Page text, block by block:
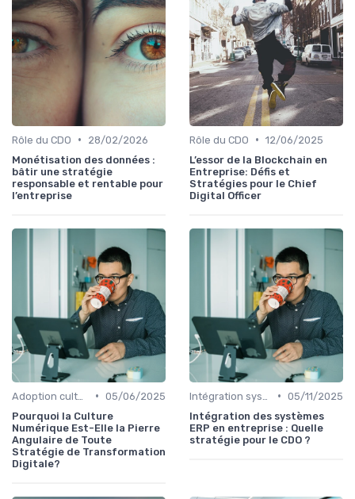
Rôle du CDO •
28/02/2026
Monétisation des données :
bâtir une stratégie
responsable et rentable pour
l’entreprise
Rôle du CDO • 12/06/2025
L’essor de la Blockchain en
Entreprise: Défis et
Stratégies pour le Chief
Digital Officer
• 05/06/2025
Pourquoi la Culture
Numérique Est-Elle la Pierre
Angulaire de Toute
Stratégie de Transformation
Digitale?
• 05/11/2025
Intégration des systèmes
ERP en entreprise : Quelle
stratégie pour le CDO ?